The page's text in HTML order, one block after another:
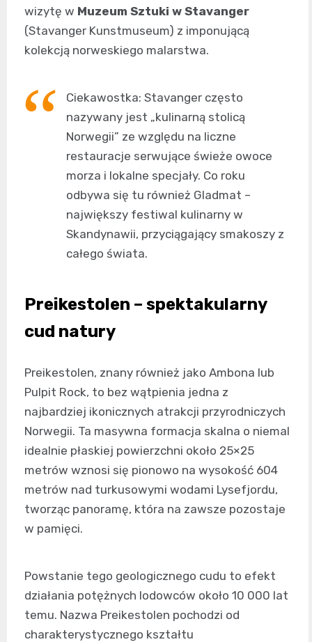
wizytę w Muzeum Sztuki w Stavanger
(Stavanger Kunstmuseum) z imponującą
kolekcją norweskiego malarstwa.
Ciekawostka: Stavanger często
nazywany jest „kulinarną stolicą
Norwegii” ze względu na liczne
restauracje serwujące świeże owoce
morza i lokalne specjały. Co roku
odbywa się tu również Gladmat –
największy festiwal kulinarny w
Skandynawii, przyciągający smakoszy z
całego świata.
Preikestolen – spektakularny
cud natury
Preikestolen, znany również jako Ambona lub
Pulpit Rock, to bez wątpienia jedna z
najbardziej ikonicznych atrakcji przyrodniczych
Norwegii. Ta masywna formacja skalna o niemal
idealnie płaskiej powierzchni około 25×25
metrów wznosi się pionowo na wysokość 604
metrów nad turkusowymi wodami Lysefjordu,
tworząc panoramę, która na zawsze pozostaje
w pamięci.
Powstanie tego geologicznego cudu to efekt
działania potężnych lodowców około 10 000 lat
temu. Nazwa Preikestolen pochodzi od
charakterystycznego kształtu